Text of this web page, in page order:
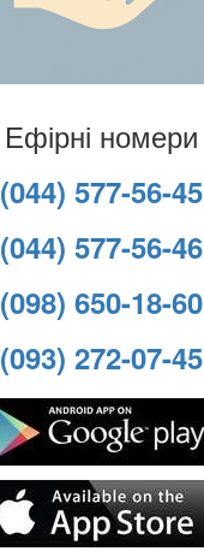
Ефірні номери
(044) 577-56-45
(044) 577-56-46
(098) 650-18-60
(093) 272-07-45